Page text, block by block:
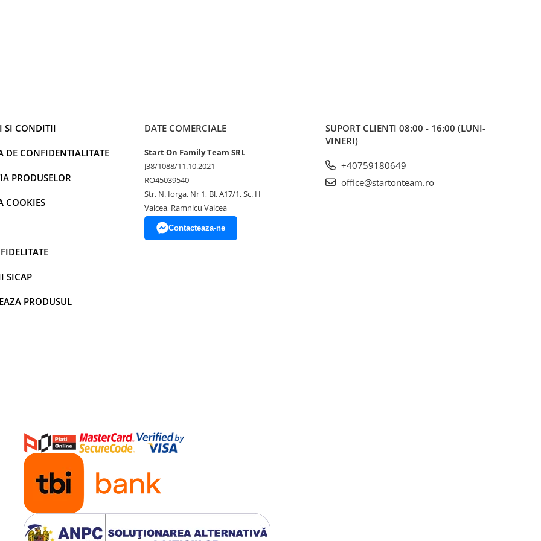
DJ seturi, evenimente
glob de petrecere – este un
vibrant si plin de energie.
care danseaza la ritmul muzicii
plus de magie si energie
cu lumini fascinante, muzica
SI CONDITII
DE CONFIDENTIALITATE
PRODUSELOR
COOKIES
SICAP
PRODUSUL
DATE COMERCIALE
Start On Family Team SRL
J38/1088/11.10.2021
RO45039540
Str. N. Iorga, Nr 1, Bl. A17/1, Sc. H
Valcea, Ramnicu Valcea
Contacteaza-ne
SUPORT CLIENTI 08:00 - 16:00 (LUNI-
VINERI)
+40759180649
office@startonteam.ro